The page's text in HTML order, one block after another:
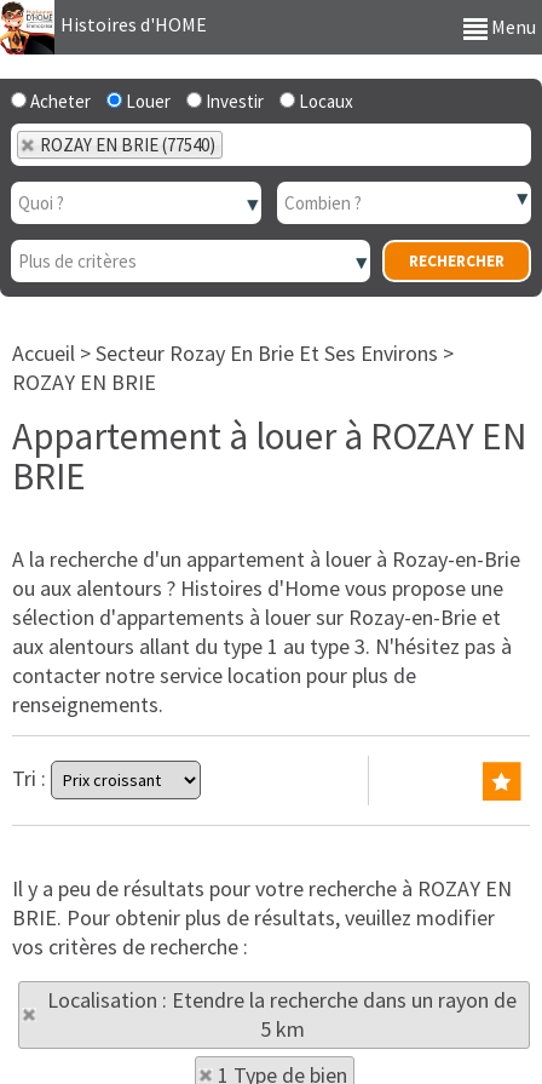
Histoires d'HOME Menu
Acheter Louer Investir
Locaux
ROZAY EN BRIE (77540)
Accueil >Secteur Rozay En Brie Et Ses Environs >
ROZAY EN BRIE
Appartement à louer à ROZAY EN
BRIE
A la recherche d'un appartement à louer à Rozay-en-Brie
ou aux alentours ? Histoires d'Home vous propose une
sélection d'appartements à louer sur Rozay-en-Brie et
aux alentours allant du type 1 au type 3. N'hésitez pas à
contacter notre service location pour plus de
renseignements.
Tri :
Il y a peu de résultats pour votre recherche à ROZAY EN
BRIE. Pour obtenir plus de résultats, veuillez modifier
vos critères de recherche :
Localisation : Etendre la recherche dans un rayon de
5 km
1 Type de bien